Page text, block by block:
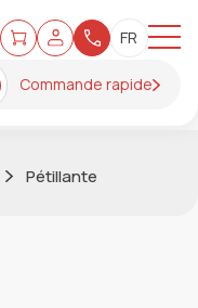
Commande rapide
Pétillante